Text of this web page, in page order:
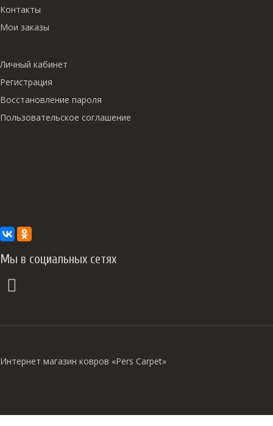
Контакты
Мои заказы
Личный кабинет
Регистрация
Восстановление пароля
Пользовательское соглашение
Мы в социальных сетях
Интернет магазин ковров «Pers Carpet»